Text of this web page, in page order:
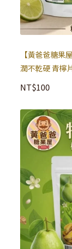
【黃爸爸糖果
潤不乾硬 青檸
NT$100